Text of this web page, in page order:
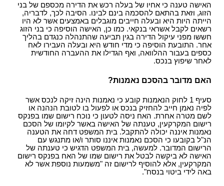
האישה טענה כי אחיו של בעלה רכש את הדירה מכספם של בני
הזוג, וזאת בהתאם להסכמה בינם לבינו. הסיבה לכך, לדבריה,
הייתה היות היא ובעלה חייבים מוגבלים באמצעים אשר לא היו
רשאים לקבל אשראי בנקאי. כמו כן, האישה הוסיפה כי בני הזוג
חששו מפני עיקול הדירה בגין תביעה שהתנהלה כנגדם בהליך
אחר. התובעת הוסיפה כי מדי חודש היא ובעלה העבירו לאח
כספים בעבור ההלוואה, ואף הגדילו את ההעברה החודשית
לאחר שיפוץ בנכס.
האם מדובר בהסכם נאמנות?
סעיף 1 לחוק הנאמנות קובע כי נאמנות הינה זיקה לנכס אשר
לפיה נאמן חייב להחזיק בנכס או לפעול בו לטובת הנהנה או
לשם מטרה אחרת. האח ניסה לטעון כי נוכח רישום שמו בפנקס
רישום המקרקעין, טענתה של האישה באשר לקיומו של הסכם
נאמנות איננה יכולה להתקבל. בית המשפט דחה את הטענה
הנ"ל בקובעו כי הסכם נאמנות איננו סותר ו/או מתנגש עם
הרישום המדובר. למעשה, בית המשפט הדגיש כי טענתה של
האישה לא ביקשה לבטל את רישום שמו של האח בפנקס רישום
המקרקעין, אלא להוסיף לרישום זה "משמעות נוספת אשר לא
באה לידי ביטוי בנסח".